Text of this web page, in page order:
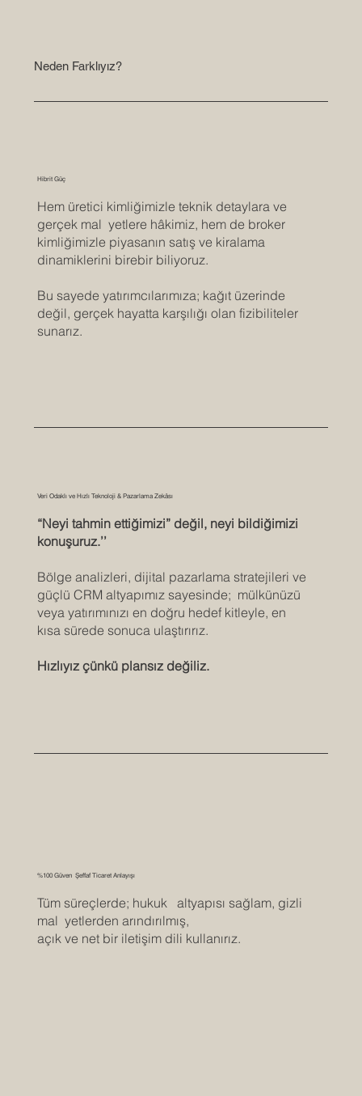
Neden Farklıyız?
Hibrit Güç
Hem üretici kimliğimizle teknik detaylara ve
gerçek mal yetlere hâkimiz, hem de broker
kimliğimizle piyasanın satış ve kiralama
dinamiklerini birebir biliyoruz.
Bu sayede yatırımcılarımıza; kağıt üzerinde
değil, gerçek hayatta karşılığı olan fizibiliteler
sunarız.
Veri Odaklı ve Hızlı Teknoloji & Pazarlama Zekâsı
“Neyi tahmin ettiğimizi” değil, neyi bildiğimizi
konuşuruz.’’
Bölge analizleri, dijital pazarlama stratejileri ve
güçlü CRM altyapımız sayesinde; mülkünüzü
veya yatırımınızı en doğru hedef kitleyle, en
kısa sürede sonuca ulaştırırız.
Hızlıyız çünkü plansız değiliz.
%100 Güven Şeffaf Ticaret Anlayışı
Tüm süreçlerde; hukuk altyapısı sağlam, gizli
mal yetlerden arındırılmış,
açık ve net bir iletişim dili kullanırız.